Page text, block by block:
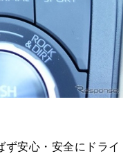
安心・安全にドライ